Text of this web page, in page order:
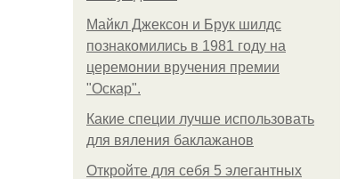
Майкл Джексон и Брук шилдс
познакомились в 1981 году на
церемонии вручения премии
"Оскар".
Какие специи лучше использовать
для вяления баклажанов
Откройте для себя 5 элегантных